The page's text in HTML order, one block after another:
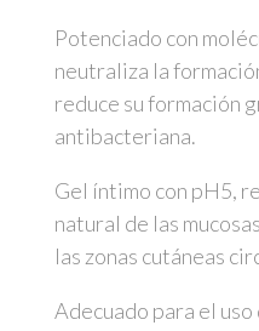
Potenciado con
neutraliza la
reduce su formación
antibacteriana.
Gel íntimo con pH5,
natural de las
las zonas cutáneas
Adecuado para el